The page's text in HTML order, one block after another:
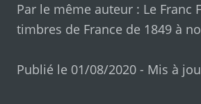
Par le même auteur : Le Franc
timbres de France de 1849 à
Publié le 01/08/2020 - Mis à